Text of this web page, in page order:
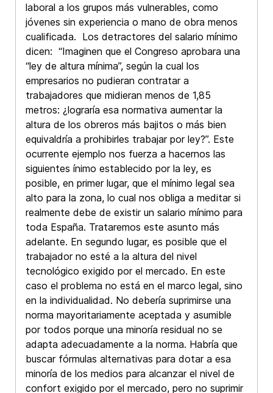
laboral a los grupos más vulnerables, como
jóvenes sin experiencia o mano de obra menos
cualificada. Los detractores del salario mínimo
dicen: “Imaginen que el Congreso aprobara una
“ley de altura mínima”, según la cual los
empresarios no pudieran contratar a
trabajadores que midieran menos de 1,85
metros: ¿lograría esa normativa aumentar la
altura de los obreros más bajitos o más bien
equivaldría a prohibirles trabajar por ley?”. Este
ocurrente ejemplo nos fuerza a hacernos las
siguientes ínimo establecido por la ley, es
posible, en primer lugar, que el mínimo legal sea
alto para la zona, lo cual nos obliga a meditar si
realmente debe de existir un salario mínimo para
toda España. Trataremos este asunto más
adelante. En segundo lugar, es posible que el
trabajador no esté a la altura del nivel
tecnológico exigido por el mercado. En este
caso el problema no está en el marco legal, sino
en la individualidad. No debería suprimirse una
norma mayoritariamente aceptada y asumible
por todos porque una minoría residual no se
adapta adecuadamente a la norma. Habría que
buscar fórmulas alternativas para dotar a esa
minoría de los medios para alcanzar el nivel de
confort exigido por el mercado, pero no suprimir